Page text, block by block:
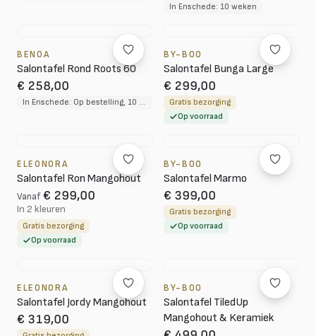
In Enschede: 10 weken
BENOA
Salontafel Rond Roots 60
€ 258,00
In Enschede: Op bestelling, 10 tot 12 weken levertijd
BY-BOO
Salontafel Bunga Large
€ 299,00
Gratis bezorging
Op voorraad
ELEONORA
Salontafel Ron Mangohout
Vanaf € 299,00
In 2 kleuren
Gratis bezorging
Op voorraad
BY-BOO
Salontafel Marmo
€ 399,00
Gratis bezorging
Op voorraad
ELEONORA
Salontafel Jordy Mangohout
€ 319,00
BY-BOO
Salontafel TiledUp
Mangohout & Keramiek